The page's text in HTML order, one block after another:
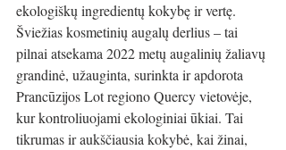
ekologiškų ingredientų kokybę ir vertę.
Šviežias kosmetinių augalų derlius – tai
pilnai atsekama 2022 metų augalinių žaliavų
grandinė, užauginta, surinkta ir apdorota
Prancūzijos Lot regiono Quercy vietovėje,
kur kontroliuojami ekologiniai ūkiai. Tai
tikrumas ir aukščiausia kokybė, kai žinai,